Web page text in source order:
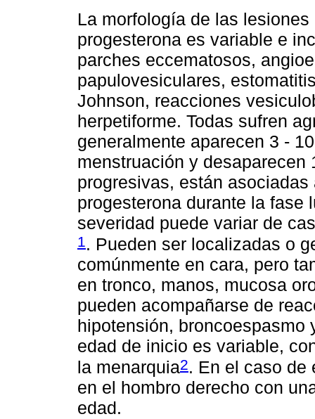
La morfología de las
progesterona es variable e
parches eccematosos,
papulovesiculares,
Johnson, reacciones
herpetiforme. Todas sufren
generalmente aparecen 3 -
menstruación y
progresivas, están
progesterona durante la fase
severidad puede variar de
1 . Pueden ser localizadas o
comúnmente en cara, pero
en tronco, manos, mucosa
pueden acompañarse de
hipotensión, broncoespasmo
edad de inicio es variable,
la menarquia2. En el caso de
en el hombro derecho con
edad.